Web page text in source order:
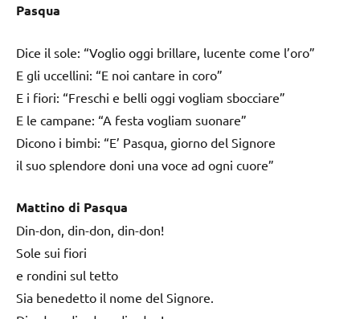
Pasqua
Dice il sole: “Voglio oggi brillare, lucente come l’oro”
E gli uccellini: “E noi cantare in coro”
E i fiori: “Freschi e belli oggi vogliam sbocciare”
E le campane: “A festa vogliam suonare”
Dicono i bimbi: “E’ Pasqua, giorno del Signore
il suo splendore doni una voce ad ogni cuore”
Mattino di Pasqua
Din-don, din-don, din-don!
Sole sui fiori
e rondini sul tetto
Sia benedetto il nome del Signore.